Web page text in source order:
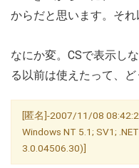
からだと思います。それ
なにか変。CSで表示し
る以前は使えたって、
[匿名]-2007/11/08
Windows NT 5.1; SV1;
3.0.04506.30)]